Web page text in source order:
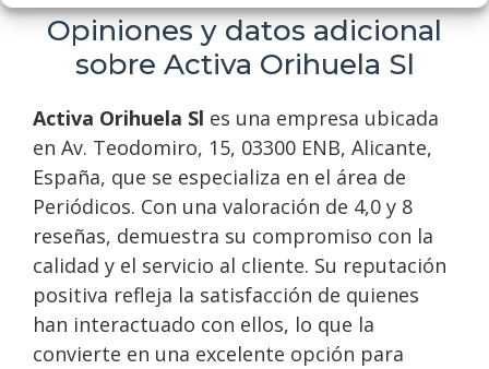
Opiniones y datos adicional
sobre Activa Orihuela Sl
Activa Orihuela Sl es una empresa ubicada
en Av. Teodomiro, 15, 03300 ENB, Alicante,
España, que se especializa en el área de
Periódicos. Con una valoración de 4,0 y 8
reseñas, demuestra su compromiso con la
calidad y el servicio al cliente. Su reputación
positiva refleja la satisfacción de quienes
han interactuado con ellos, lo que la
convierte en una excelente opción para